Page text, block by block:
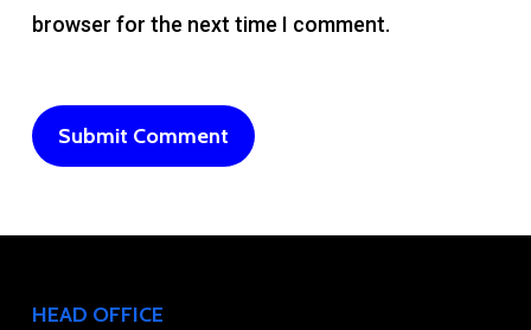
browser for the next time I comment.
HEAD OFFICE